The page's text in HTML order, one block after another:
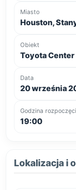
Miasto
Houston,
Obiekt
Toyota Center
Data
20 września
Godzina
19:00
Lokalizacja i